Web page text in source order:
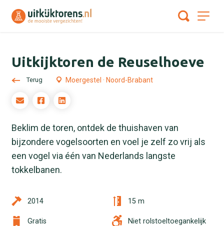
Uitkijktoren de Reuselhoeve
Terug Moergestel · Noord-Brabant
Beklim de toren, ontdek de thuishaven van
bijzondere vogelsoorten en voel je zelf zo vrij als
een vogel via één van Nederlands langste
tokkelbanen.
2014 15 m
Gratis Niet rolstoeltoegankelijk